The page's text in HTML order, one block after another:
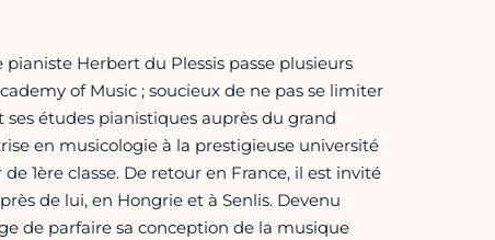
Herbert du Plessis passe plusieurs
of Music ; soucieux de ne pas se limiter
études pianistiques auprès du grand
en musicologie à la prestigieuse université
1ère classe. De retour en France, il est invité
de lui, en Hongrie et à Senlis. Devenu
de parfaire sa conception de la musique